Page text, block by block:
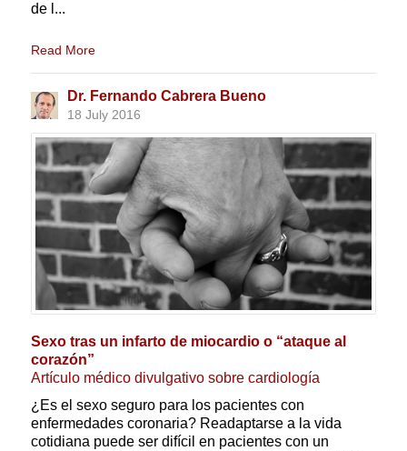
de l...
Read More
Dr. Fernando Cabrera Bueno
18 July 2016
Sexo tras un infarto de miocardio o “ataque al
corazón”
Artículo médico divulgativo sobre cardiología
¿Es el sexo seguro para los pacientes con
enfermedades coronaria? Readaptarse a la vida
cotidiana puede ser difícil en pacientes con un